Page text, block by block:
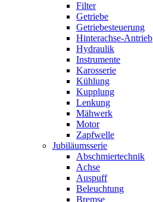
Filter
Getriebe
Getriebesteuerung
Hinterachse-Antrieb
Hydraulik
Instrumente
Karosserie
Kühlung
Kupplung
Lenkung
Mähwerk
Motor
Zapfwelle
Jubiläumsserie
Abschmiertechnik
Achse
Auspuff
Beleuchtung
Bremse